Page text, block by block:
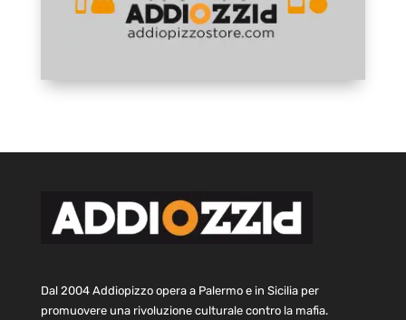
Dal 2004 Addiopizzo opera a Palermo e in Sicilia per
promuovere una rivoluzione culturale contro la mafia.